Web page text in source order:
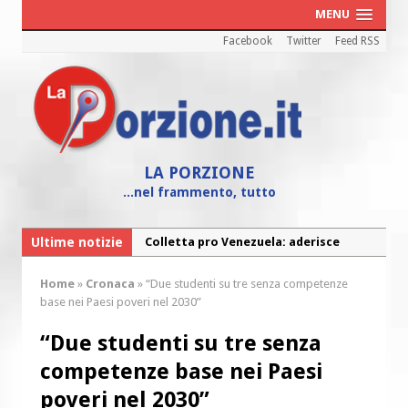
MENU
Facebook Twitter Feed RSS
LA PORZIONE
...nel frammento, tutto
Ultime notizie
Colletta pro Venezuela: aderisce
Fine vita: la Chiesa Cattolica inglese si
Torna la festa della Madonnina a
Montesilvano: “Tanta la devozione”
Torna la festa di Sant’Andrea:
Home » Cronaca » “Due studenti su tre senza competenze
base nei Paesi poveri nel 2030”
“Due studenti su tre senza
competenze base nei Paesi
poveri nel 2030”